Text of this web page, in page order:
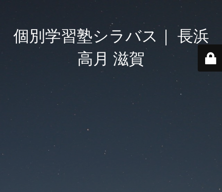
個別学習塾シラバス｜ 長浜
高月 滋賀